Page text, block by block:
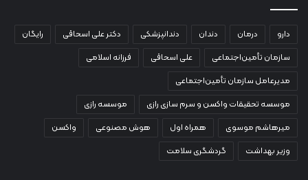
دارو درمان دندان دندانپزشکی دکتر علی اسحاقی
رایگان
سازمان تأمین‌اجتماعی
علی اسحاقی
فرزانه اسلامی
مدیرعامل سازمان تأمین‌اجتماعی
موسسه تحقیقات واکسن و سرم سازی رازی
موسسه رازی
میرهاشم موسوی
همراه اول هوش مصنوعی
واکسن
وزیر بهداشت
گردشگری سلامت